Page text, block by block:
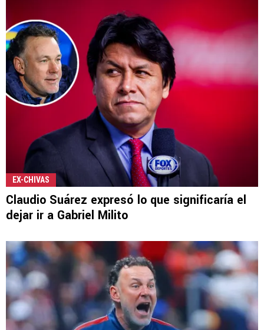
EX-CHIVAS
Claudio Suárez expresó lo que significaría el
dejar ir a Gabriel Milito